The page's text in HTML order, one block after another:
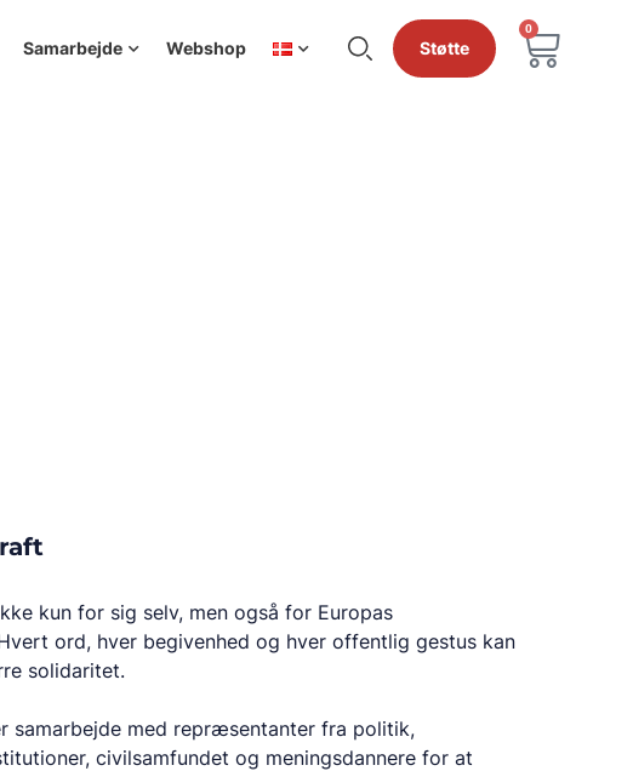
Samarbejde Webshop Støtte
0
kun for sig selv, men også for Europas
ord, hver begivenhed og hver offentlig gestus kan
solidaritet.
samarbejde med repræsentanter fra politik,
civilsamfundet og meningsdannere for at